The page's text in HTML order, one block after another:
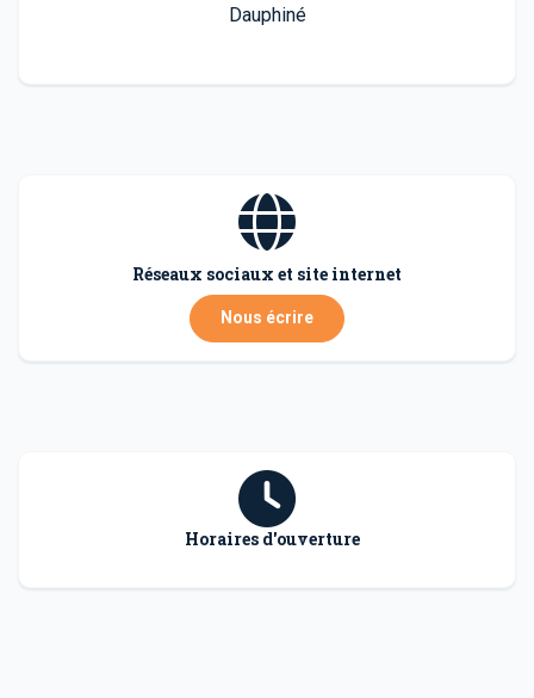
Dauphiné
Réseaux sociaux et site internet
Nous écrire
Horaires d'ouverture